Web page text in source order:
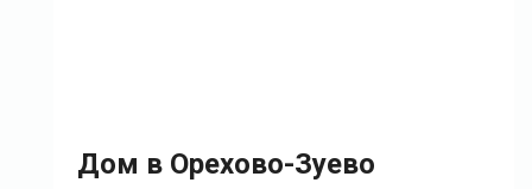
Дом в Орехово-Зуево